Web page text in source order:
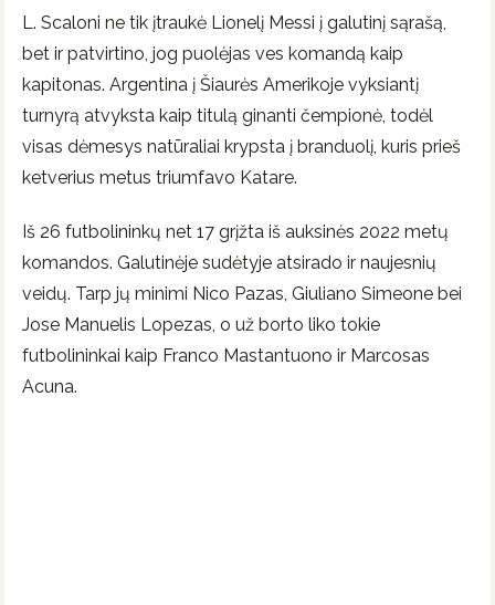
L. Scaloni ne tik įtraukė Lionelį Messi į galutinį sąrašą,
bet ir patvirtino, jog puolėjas ves komandą kaip
kapitonas. Argentina į Šiaurės Amerikoje vyksiantį
turnyrą atvyksta kaip titulą ginanti čempionė, todėl
visas dėmesys natūraliai krypsta į branduolį, kuris prieš
ketverius metus triumfavo Katare.
Iš 26 futbolininkų net 17 grįžta iš auksinės 2022 metų
komandos. Galutinėje sudėtyje atsirado ir naujesnių
veidų. Tarp jų minimi Nico Pazas, Giuliano Simeone bei
Jose Manuelis Lopezas, o už borto liko tokie
futbolininkai kaip Franco Mastantuono ir Marcosas
Acuna.